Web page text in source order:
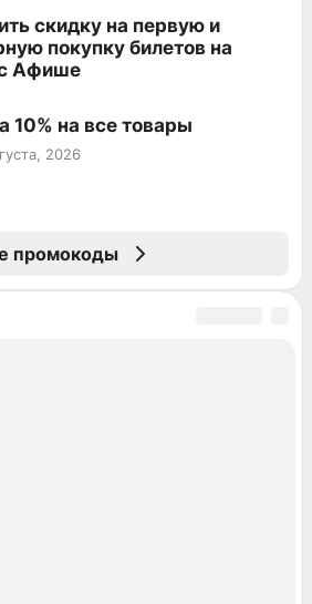
скидку на первую и
покупку билетов на
Афише
10% на все товары
2026
промокоды